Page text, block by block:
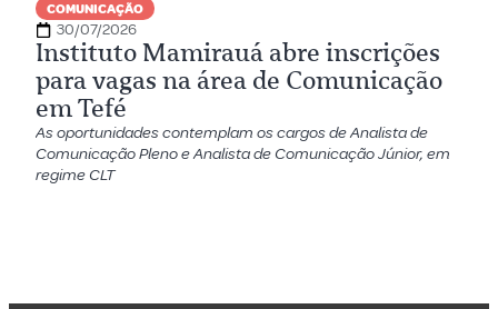
COMUNICAÇÃO
30/07/2026
Instituto Mamirauá abre inscrições
para vagas na área de Comunicação
em Tefé
As oportunidades contemplam os cargos de Analista de
Comunicação Pleno e Analista de Comunicação Júnior, em
regime CLT